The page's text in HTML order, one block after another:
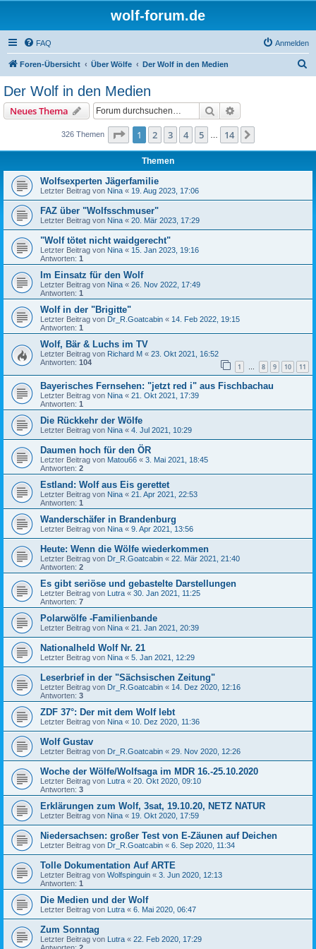
wolf-forum.de
FAQ Anmelden
Foren-Übersicht Über Wölfe Der Wolf in den Medien
Der Wolf in den Medien
Neues Thema Suche
326 Themen Seite 1von 14
1 2 3 4 5 14
Themen
Wolfsexperten Jägerfamilie
Letzter Beitrag von Nina « 19. Aug 2023, 17:06
FAZ über "Wolfsschmuser"
Letzter Beitrag von Nina « 20. Mär 2023, 17:29
"Wolf tötet nicht waidgerecht"
Letzter Beitrag von Nina « 15. Jan 2023, 19:16
Antworten: 1
Im Einsatz für den Wolf
Letzter Beitrag von Nina « 26. Nov 2022, 17:49
Antworten: 1
Wolf in der "Brigitte"
Letzter Beitrag von Dr_R.Goatcabin « 14. Feb 2022, 19:15
Antworten: 1
Wolf, Bär & Luchs im TV
Letzter Beitrag von Richard M « 23. Okt 2021, 16:52
Antworten: 104 1 … 8 9 10 11
Bayerisches Fernsehen: "jetzt red i" aus Fischbachau
Letzter Beitrag von Nina « 21. Okt 2021, 17:39
Antworten: 1
Die Rückkehr der Wölfe
Letzter Beitrag von Nina « 4. Jul 2021, 10:29
Daumen hoch für den ÖR
Letzter Beitrag von Matou66 « 3. Mai 2021, 18:45
Antworten: 2
Estland: Wolf aus Eis gerettet
Letzter Beitrag von Nina « 21. Apr 2021, 22:53
Antworten: 1
Wanderschäfer in Brandenburg
Letzter Beitrag von Nina « 9. Apr 2021, 13:56
Heute: Wenn die Wölfe wiederkommen
Letzter Beitrag von Dr_R.Goatcabin « 22. Mär 2021, 21:40
Antworten: 2
Es gibt seriöse und gebastelte Darstellungen
Letzter Beitrag von Lutra « 30. Jan 2021, 11:25
Antworten: 7
Polarwölfe -Familienbande
Letzter Beitrag von Nina « 21. Jan 2021, 20:39
Nationalheld Wolf Nr. 21
Letzter Beitrag von Nina « 5. Jan 2021, 12:29
Leserbrief in der "Sächsischen Zeitung"
Letzter Beitrag von Dr_R.Goatcabin « 14. Dez 2020, 12:16
Antworten: 3
ZDF 37°: Der mit dem Wolf lebt
Letzter Beitrag von Nina « 10. Dez 2020, 11:36
Wolf Gustav
Letzter Beitrag von Dr_R.Goatcabin « 29. Nov 2020, 12:26
Woche der Wölfe/Wolfsaga im MDR 16.-25.10.2020
Letzter Beitrag von Lutra « 20. Okt 2020, 09:10
Antworten: 3
Erklärungen zum Wolf, 3sat, 19.10.20, NETZ NATUR
Letzter Beitrag von Nina « 19. Okt 2020, 17:59
Niedersachsen: großer Test von E-Zäunen auf Deichen
Letzter Beitrag von Dr_R.Goatcabin « 6. Sep 2020, 11:34
Tolle Dokumentation Auf ARTE
Letzter Beitrag von Wolfspinguin « 3. Jun 2020, 12:13
Antworten: 1
Die Medien und der Wolf
Letzter Beitrag von Lutra « 6. Mai 2020, 06:47
Zum Sonntag
Letzter Beitrag von Lutra « 22. Feb 2020, 17:29